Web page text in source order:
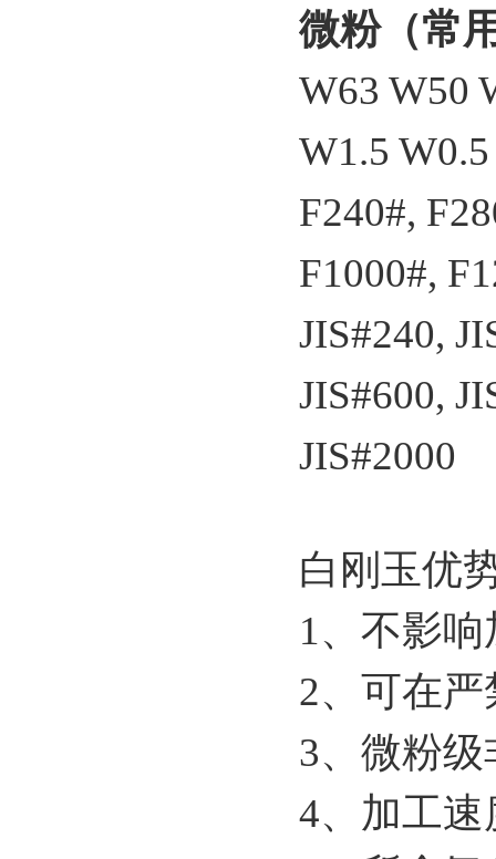
微粉（常
W63 W50
W1.5 W0.5
F240#,
F1000#,
JIS#240,
JIS#600,
JIS#2000
白刚玉优
1、不影
2、可在
3、微粉
4、加工